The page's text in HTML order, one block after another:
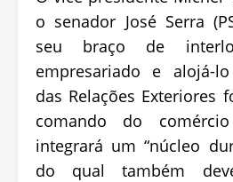
o senador José Serra
seu braço de
empresariado e alojá-
das Relações Exteriores
comando do
integrará um “núcleo
do qual também